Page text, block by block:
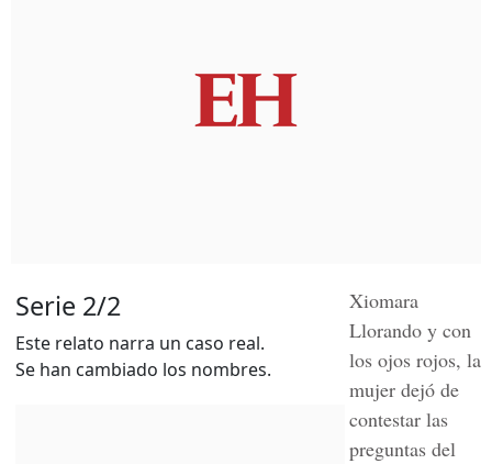
Serie 2/2
Este relato narra un caso real.
Se han cambiado los nombres.
Xiomara
Llorando y con
los ojos rojos, la
mujer dejó de
contestar las
preguntas del